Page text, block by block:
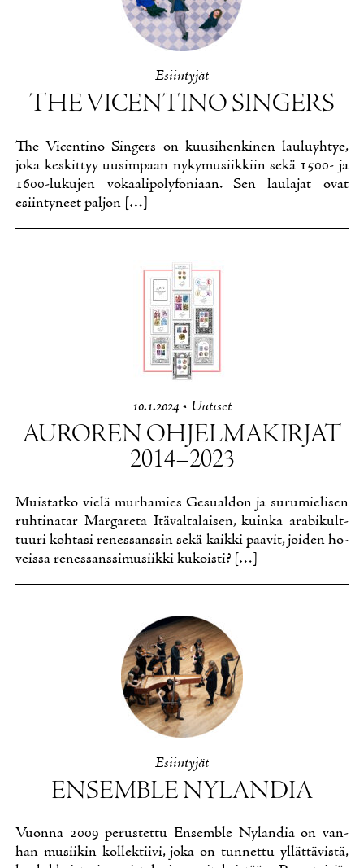
Esiin­ty­jät
THE VICEN­TI­NO SIN­GERS
The Vicen­ti­no Sin­gers on kuusi­hen­ki­nen lau­lu­yh­tye,
jo­ka kes­kit­tyy uusim­paan ny­ky­musiik­kiin se­kä 1500- ja
1600-lu­ku­jen vo­kaa­li­po­ly­fo­ni­aan. Sen lau­la­jat ovat
esiin­ty­neet pal­jon […]
10.1.2024 • Uu­ti­set
AU­RO­REN OH­JEL­MA­KIR­JAT
2014–2023
Muis­tat­ko vie­lä mur­ha­mies Ge­sual­don ja su­ru­mie­li­sen
ruh­ti­na­tar Mar­ga­re­ta Itä­val­ta­lai­sen, kuin­ka ara­bi­kult­
tuu­ri koh­ta­si re­nes­sans­sin se­kä kaik­ki paa­vit, joi­den ho­
veis­sa re­nes­sans­si­musiik­ki ku­kois­ti? […]
Esiin­ty­jät
EN­SEMBLE NY­LAN­DIA
Vuon­na 2009 pe­rus­tet­tu En­semble Ny­lan­dia on van­
han musii­kin kol­lek­tii­vi, jo­ka on tun­net­tu yl­lät­tä­vis­tä,